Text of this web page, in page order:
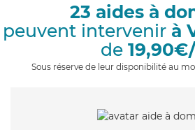
23 aides à
peuvent intervenir à
de
Sous réserve de leur disponibilité au